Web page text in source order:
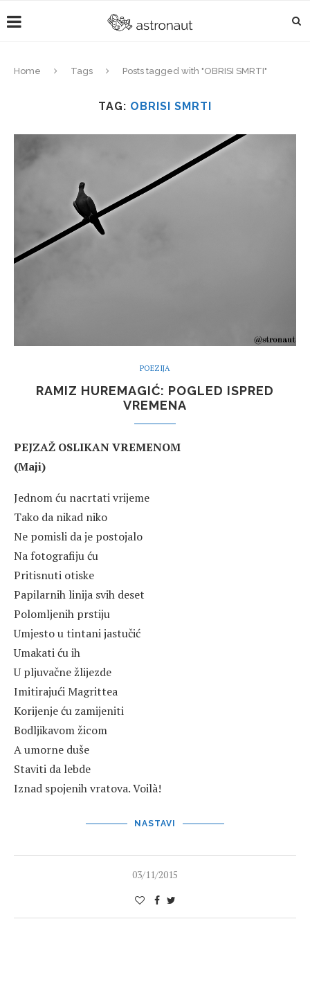
Home Tags Posts tagged with "OBRISI SMRTI"
TAG: OBRISI SMRTI
POEZIJA
RAMIZ HUREMAGIĆ: POGLED ISPRED
VREMENA
PEJZAŽ OSLIKAN VREMENOM
(Maji)
Jednom ću nacrtati vrijeme
Tako da nikad niko
Ne pomisli da je postojalo
Na fotografiju ću
Pritisnuti otiske
Papilarnih linija svih deset
Polomljenih prstiju
Umjesto u tintani jastučić
Umakati ću ih
U pljuvačne žlijezde
Imitirajući Magrittea
Korijenje ću zamijeniti
Bodljikavom žicom
A umorne duše
Staviti da lebde
Iznad spojenih vratova. Voilà!
NASTAVI
03/11/2015